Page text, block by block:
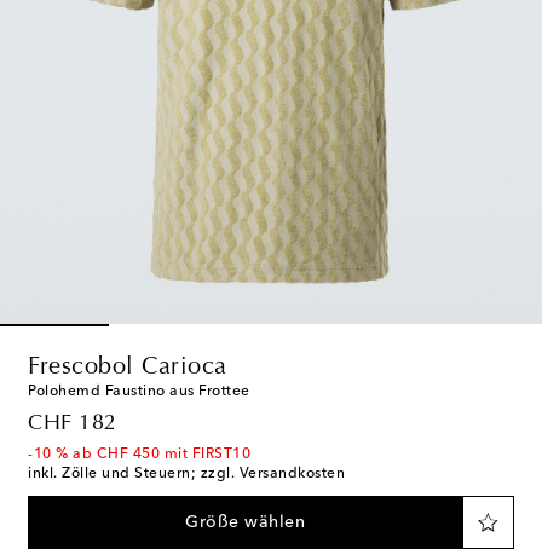
Frescobol Carioca
Polohemd Faustino aus Frottee
CHF 182
original price
-10 % ab CHF 450 mit FIRST10
inkl. Zölle und Steuern; zzgl. Versandkosten
Größe wählen